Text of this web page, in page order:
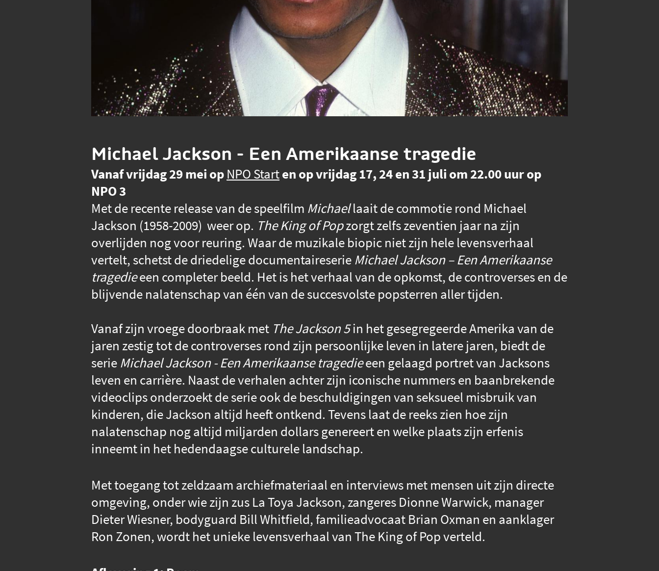
Michael Jackson - Een Amerikaanse tragedie
Vanaf vrijdag 29 mei op NPO Starten op vrijdag 17, 24 en 31 juli om 22.00 uur op
NPO 3
Met de recente release van de speelfilm Michaellaait de commotie rond Michael
Jackson (1958-2009) weer op. The King of Popzorgt zelfs zeventien jaar na zijn
overlijden nog voor reuring. Waar de muzikale biopic niet zijn hele levensverhaal
vertelt, schetst de driedelige documentaireserie Michael Jackson – Een Amerikaanse
tragedieeen completer beeld. Het is het verhaal van de opkomst, de controverses en de
blijvende nalatenschap van één van de succesvolste popsterren aller tijden.
Vanaf zijn vroege doorbraak met The Jackson 5in het gesegregeerde Amerika van de
jaren zestig tot de controverses rond zijn persoonlijke leven in latere jaren, biedt de
serie Michael Jackson - Een Amerikaanse tragedieeen gelaagd portret van Jacksons
leven en carrière. Naast de verhalen achter zijn iconische nummers en baanbrekende
videoclips onderzoekt de serie ook de beschuldigingen van seksueel misbruik van
kinderen, die Jackson altijd heeft ontkend. Tevens laat de reeks zien hoe zijn
nalatenschap nog altijd miljarden dollars genereert en welke plaats zijn erfenis
inneemt in het hedendaagse culturele landschap.
Met toegang tot zeldzaam archiefmateriaal en interviews met mensen uit zijn directe
omgeving, onder wie zijn zus La Toya Jackson, zangeres Dionne Warwick, manager
Dieter Wiesner, bodyguard Bill Whitfield, familieadvocaat Brian Oxman en aanklager
Ron Zonen, wordt het unieke levensverhaal van The King of Pop verteld.